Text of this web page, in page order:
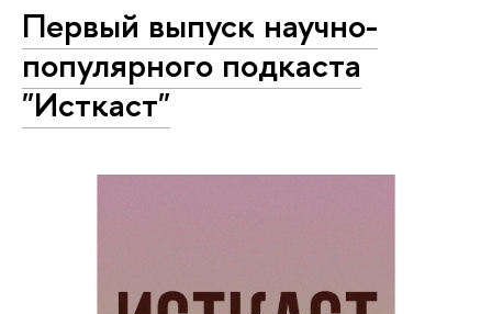
Первый выпуск научно-
популярного подкаста
"Исткаст"